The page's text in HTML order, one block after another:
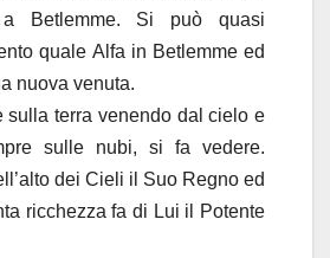
Betlemme. Si può quasi
quale Alfa in Betlemme ed
nuova venuta.
sulla terra venendo dal cielo e
sulle nubi, si fa vedere.
dei Cieli il Suo Regno ed
ricchezza fa di Lui il Potente